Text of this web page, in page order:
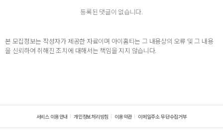
등록된 댓글이 없습니다.
본 모집정보는 작성자가 제공한 자료이며 아이홈티는 그 내용상의 오류 및 그 내용
을 신뢰하여 취해진 조치에 대해서는 책임을 지지 않습니다.
서비스 이용안내 개인정보처리방침 이용약관 이메일주소 무단수집거부